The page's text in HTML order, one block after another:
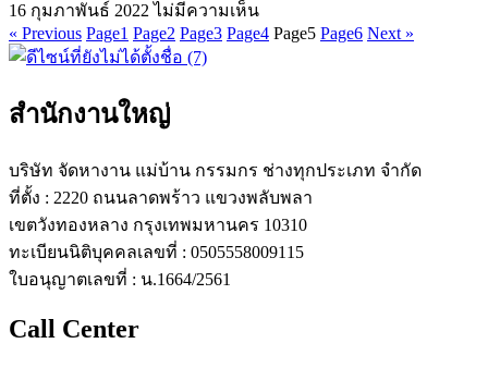
16 กุมภาพันธ์ 2022ไม่มีความเห็น
« Previous Page1 Page2 Page3 Page4 Page5 Page6 Next »
สำนักงานใหญ่
บริษัท จัดหางาน แม่บ้าน กรรมกร ช่างทุกประเภท จำกัด
ที่ตั้ง : 2220 ถนนลาดพร้าว แขวงพลับพลา
เขตวังทองหลาง กรุงเทพมหานคร 10310
ทะเบียนนิติบุคคลเลขที่ : 0505558009115
ใบอนุญาตเลขที่ : น.1664/2561
Call Center